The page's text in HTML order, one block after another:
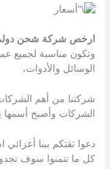
ارخص شركة شحن
وتكون مناسبة لجميع
الوسائل والأدوات،
شركتنا من أهم
الشركات وأصبح أسمها
دعوا ثقتكم ببنا
كل ما تتمنوا سوف